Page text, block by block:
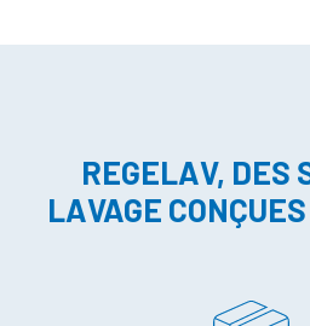
REGELAV, DES
LAVAGE